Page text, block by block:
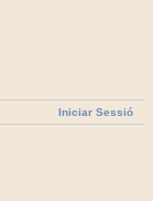
Iniciar Sessió